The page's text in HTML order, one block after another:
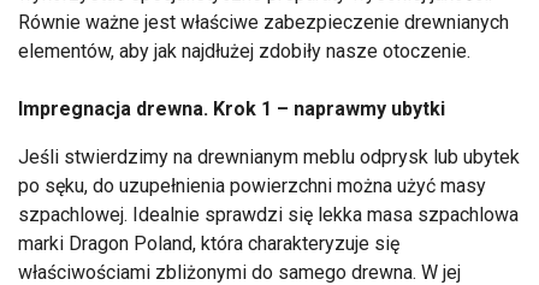
Równie ważne jest właściwe zabezpieczenie drewnianych
elementów, aby jak najdłużej zdobiły nasze otoczenie.
Impregnacja drewna. Krok 1 – naprawmy ubytki
Jeśli stwierdzimy na drewnianym meblu odprysk lub ubytek
po sęku, do uzupełnienia powierzchni można użyć masy
szpachlowej. Idealnie sprawdzi się lekka masa szpachlowa
marki Dragon Poland, która charakteryzuje się
właściwościami zbliżonymi do samego drewna. W jej